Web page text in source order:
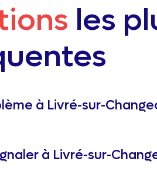
les
à Livré-sur-
à Livré-sur-